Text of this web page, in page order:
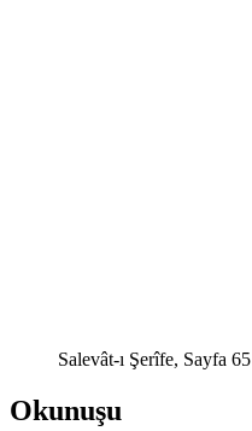
Salevât-ı Şerîfe, Sayfa 65
Okunuşu